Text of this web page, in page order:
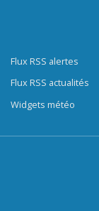
Flux RSS alertes
Flux RSS actualités
Widgets météo